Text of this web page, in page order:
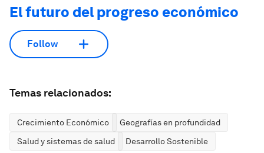
El futuro del progreso económico
Follow
Temas relacionados:
Crecimiento Económico
Geografías en profundidad
Salud y sistemas de salud
Desarrollo Sostenible